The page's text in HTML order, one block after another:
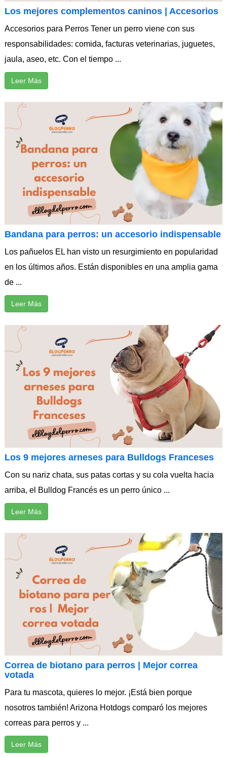
Los mejores complementos caninos | Accesorios
Accesorios para Perros Tener un perro viene con sus
responsabilidades: comida, facturas veterinarias, juguetes,
jaula, aseo, etc. Con el tiempo ...
Leer Más
Bandana para perros: un accesorio indispensable
Los pañuelos EL han visto un resurgimiento en popularidad
en los últimos años. Están disponibles en una amplia gama
de ...
Leer Más
Los 9 mejores arneses para Bulldogs Franceses
Con su nariz chata, sus patas cortas y su cola vuelta hacia
arriba, el Bulldog Francés es un perro único ...
Leer Más
Correa de biotano para perros | Mejor correa
votada
Para tu mascota, quieres lo mejor. ¡Está bien porque
nosotros también! Arizona Hotdogs comparó los mejores
correas para perros y ...
Leer Más